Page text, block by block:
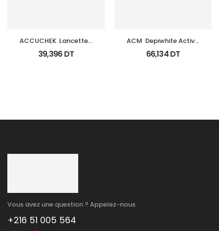
ACCUCHEK  Lancettes
B/200 (Prochidia)
39,396DT
ACM  Depiwhite Active
Gel Unifiant Anti Taches
40Ml
66,134DT
Vous avez une question ? Appelez-nous
+216 51 005 564